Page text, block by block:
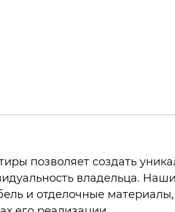
позволяет создать
владельца.
и отделочные